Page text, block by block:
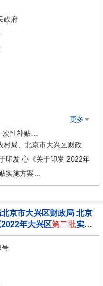
政府
更多
附表3：北京市第二批实际种粮农民一次性补贴.docx
附表2：北京市第二批实际种粮农民一次性补贴村级汇总确认表.docx
村局、北京市大兴区财政
印发 心《关于印发 2022年
实施方案...
京市大兴区财政局 北京
年大兴区第二批实际
知
号